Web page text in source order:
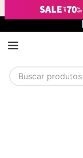
Buscar produtos